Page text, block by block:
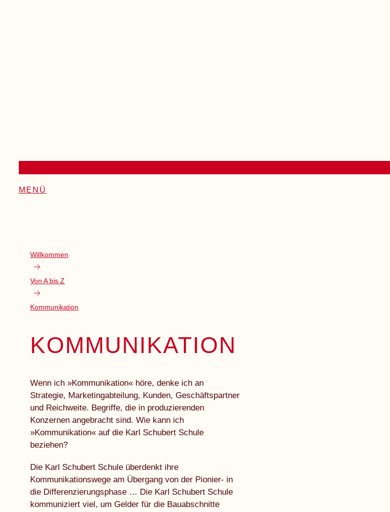
MENÜ
Willkommen
Von A bis Z
Kommunikation
KOMMUNIKATION
Wenn ich »Kommunikation« höre, denke ich an
Strategie, Marketingabteilung, Kunden, Geschäftspartner
und Reichweite. Begriffe, die in produzierenden
Konzernen angebracht sind. Wie kann ich
»Kommunikation« auf die Karl Schubert Schule
beziehen?
Die Karl Schubert Schule überdenkt ihre
Kommunikationswege am Übergang von der Pionier- in
die Differenzierungsphase … Die Karl Schubert Schule
kommuniziert viel, um Gelder für die Bauabschnitte